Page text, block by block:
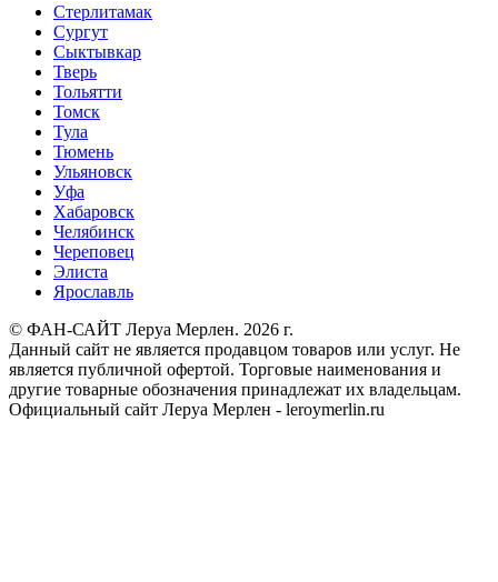
Стерлитамак
Сургут
Сыктывкар
Тверь
Тольятти
Томск
Тула
Тюмень
Ульяновск
Уфа
Хабаровск
Челябинск
Череповец
Элиста
Ярославль
© ФАН-САЙТ Леруа Мерлен. 2026 г.
Данный сайт не является продавцом товаров или услуг. Не
является публичной офертой. Торговые наименования и
другие товарные обозначения принадлежат их владельцам.
Официальный сайт Леруа Мерлен - leroymerlin.ru